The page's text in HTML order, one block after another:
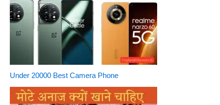
Under 20000 Best Camera Phone